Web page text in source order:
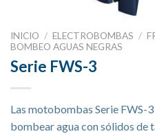
INICIO / ELECTROBOMBAS /
BOMBEO AGUAS NEGRAS
Serie FWS-3
Las motobombas Serie FWS-
bombear agua con sólidos de